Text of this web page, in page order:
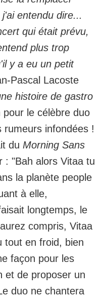
entendu dire...
qui était prévu,
plus trop
y a eu un petit
Pascal Lacoste
histoire de gastro
le célèbre duo
rumeurs infondées !
du Morning Sans
: "Bah alors Vitaa tu
la planète people
à elle,
longtemps, le
compris, Vitaa
tout en froid, bien
façon pour les
et de proposer un
duo ne chantera